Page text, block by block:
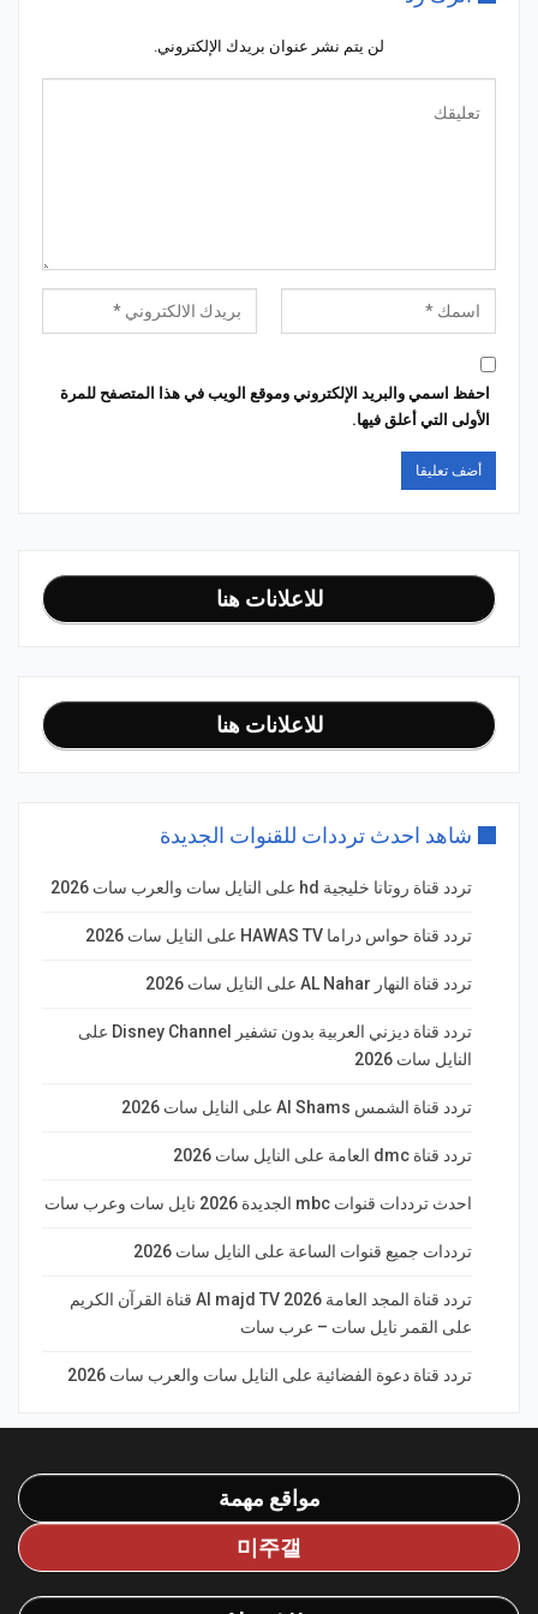
لن يتم نشر عنوان بريدك الإلكتروني.
احفظ اسمي والبريد الإلكتروني وموقع الويب في هذا المتصفح للمرة
الأولى التي أعلق فيها.
للاعلانات هنا
للاعلانات هنا
شاهد احدث ترددات للقنوات الجديدة
تردد قناة روتانا خليجية hd على النايل سات والعرب سات 2026
تردد قناة حواس دراما HAWAS TV على النايل سات 2026
تردد قناة النهار AL Nahar على النايل سات 2026
تردد قناة ديزني العربية بدون تشفير Disney Channel على
النايل سات 2026
تردد قناة الشمس Al Shams على النايل سات 2026
تردد قناة dmc العامة على النايل سات 2026
احدث ترددات قنوات mbc الجديدة 2026 نايل سات وعرب سات
ترددات جميع قنوات الساعة على النايل سات 2026
تردد قناة المجد العامة Al majd TV 2026 قناة القرآن الكريم
على القمر نايل سات – عرب سات
تردد قناة دعوة الفضائية على النايل سات والعرب سات 2026
مواقع مهمة
미주갤